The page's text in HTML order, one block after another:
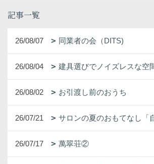
記事一覧
26/08/07 同業者の会（DITS)
26/08/04 建具選びでノイズレスな空
26/08/02 お引渡し前のおうち
26/07/21 サロンの夏のおもてなし「
26/07/17 萬翠荘②